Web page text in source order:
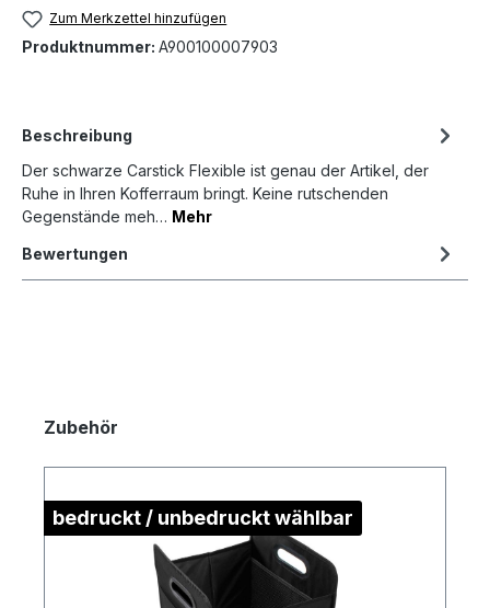
Zum Merkzettel hinzufügen
Produktnummer: A900100007903
Beschreibung
Der schwarze Carstick Flexible ist genau der Artikel, der
Ruhe in Ihren Kofferraum bringt. Keine rutschenden
Gegenstände meh… Mehr
Bewertungen
Zubehör
bedruckt / unbedruckt wählbar